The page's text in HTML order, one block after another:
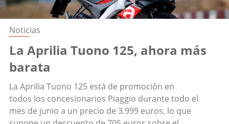
Noticias
La Aprilia Tuono 125, ahora más
barata
La Aprilia Tuono 125 está de promoción en
todos los concesionarios Piaggio durante todo el
mes de junio a un precio de 3.999 euros, lo que